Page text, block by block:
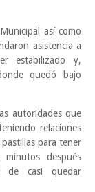
así como
asistencia a
estabilizado y,
quedó bajo
autoridades que
relaciones
para tener
después
de casi quedar